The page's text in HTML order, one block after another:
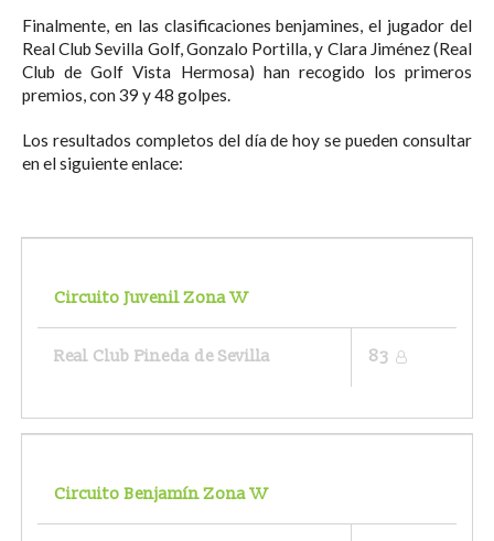
Finalmente, en las clasificaciones benjamines, el jugador del
Real Club Sevilla Golf, Gonzalo Portilla, y Clara Jiménez (Real
Club de Golf Vista Hermosa) han recogido los primeros
premios, con 39 y 48 golpes.
Los resultados completos del día de hoy se pueden consultar
en el siguiente enlace:
Circuito Juvenil Zona W
Real Club Pineda de Sevilla 83
Circuito Benjamín Zona W